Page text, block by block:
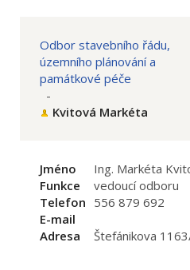
Odbor stavebního řádu,
územního plánování a
památkové péče
-
Kvitová Markéta
Jméno
Ing. Markéta
Funkce
vedoucí odboru
Telefon 556 879 692
E-mail
Adresa
Štefánikova